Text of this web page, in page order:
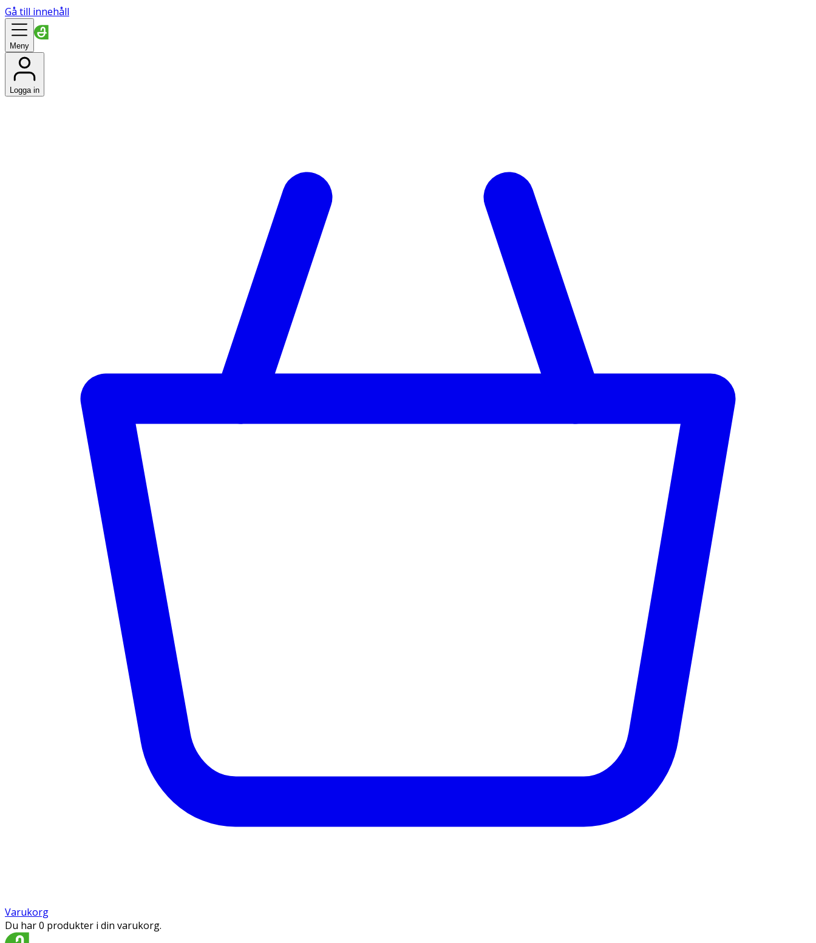
Gå till innehåll
Meny
Logga in
Varukorg
Du har 0 produkter i din varukorg.